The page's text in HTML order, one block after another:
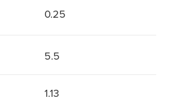
0.25
5.5
1.13